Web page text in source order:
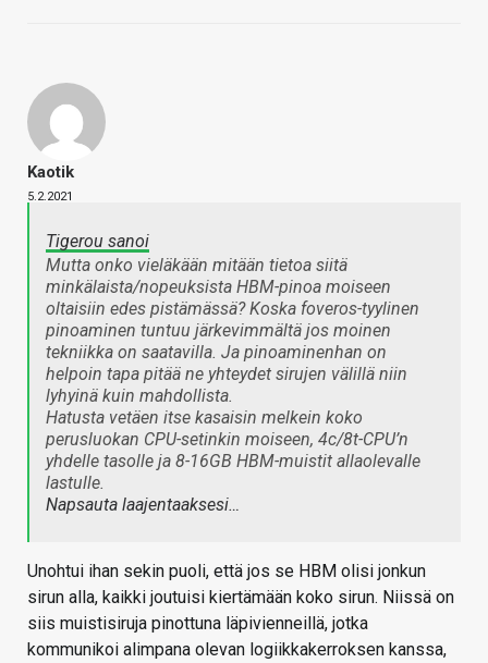
Kaotik
5.2.2021
Tigerou sanoi
Mutta onko vieläkään mitään tietoa siitä
minkälaista/nopeuksista HBM-pinoa moiseen
oltaisiin edes pistämässä? Koska foveros-tyylinen
pinoaminen tuntuu järkevimmältä jos moinen
tekniikka on saatavilla. Ja pinoaminenhan on
helpoin tapa pitää ne yhteydet sirujen välillä niin
lyhyinä kuin mahdollista.
Hatusta vetäen itse kasaisin melkein koko
perusluokan CPU-setinkin moiseen, 4c/8t-CPU’n
yhdelle tasolle ja 8-16GB HBM-muistit allaolevalle
lastulle.
Napsauta laajentaaksesi…
Unohtui ihan sekin puoli, että jos se HBM olisi jonkun
sirun alla, kaikki joutuisi kiertämään koko sirun. Niissä on
siis muistisiruja pinottuna läpivienneillä, jotka
kommunikoi alimpana olevan logiikkakerroksen kanssa,